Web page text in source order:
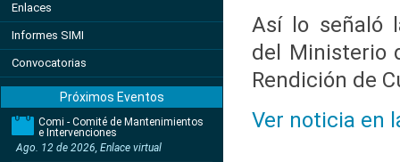
Enlaces
Informes SIMI
Convocatorias
Próximos Eventos
Comi - Comité de Mantenimientos
e Intervenciones
Ago. 12 de 2026, Enlace virtual
Así lo señaló
del Ministerio
Rendición de
Ver noticia en